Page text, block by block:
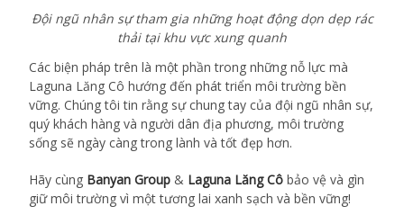
Đội ngũ nhân sự tham gia những hoạt động dọn dẹp rác
thải tại khu vực xung quanh
Các biện pháp trên là một phần trong những nỗ lực mà
Laguna Lăng Cô hướng đến phát triển môi trường bền
vững. Chúng tôi tin rằng sự chung tay của đội ngũ nhân sự,
quý khách hàng và người dân địa phương, môi trường
sống sẽ ngày càng trong lành và tốt đẹp hơn.
Hãy cùng Banyan Group & Laguna Lăng Cô bảo vệ và gìn
giữ môi trường vì một tương lai xanh sạch và bền vững!